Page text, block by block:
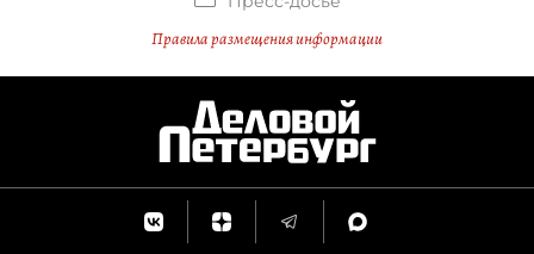
Правила размещения информации